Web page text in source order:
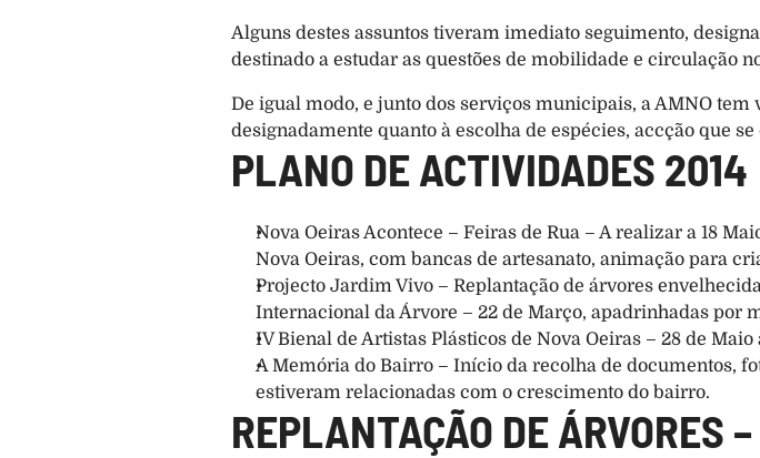
Alguns destes assuntos tiveram imediato seguimento,
destinado a estudar as questões de mobilidade e circulação
De igual modo, e junto dos serviços municipais, a AMNO
designadamente quanto à escolha de espécies, accção que
PLANO DE ACTIVIDADES 2014
Nova Oeiras Acontece – Feiras de Rua – A realizar a 18
Nova Oeiras, com bancas de artesanato, animação para
Projecto Jardim Vivo – Replantação de árvores
Internacional da Árvore – 22 de Março, apadrinhadas por
IV Bienal de Artistas Plásticos de Nova Oeiras – 28 de
A Memória do Bairro – Início da recolha de documentos,
estiveram relacionadas com o crescimento do bairro.
REPLANTAÇÃO DE ÁRVORES